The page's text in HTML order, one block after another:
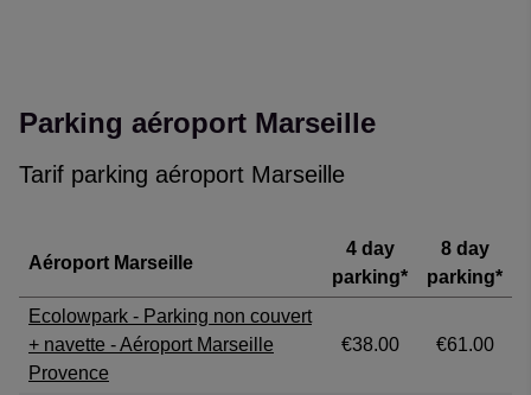
Bon plan, bonne expérience
Trusted Customer·07 Aug 2026
J'ai bénéficié d'une réduction dès la première réservation,
Trusted Customer·06 Aug 2026
Rating: 5 / 5
Fast
Facile et rapide
Parking aéroport Marseille
Tarif parking aéroport Marseille
Aéroport Marseille
4 day
parking*
8 day
parking*
Ecolowpark - Parking non couvert
+ navette - Aéroport Marseille
Provence
€38.00 €61.00